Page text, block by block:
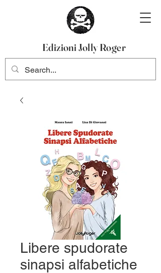
Edizioni Jolly Roger
Libere spudorate
sinapsi alfabetiche